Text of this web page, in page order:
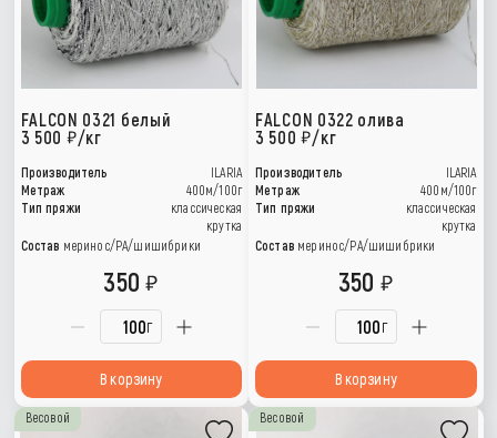
FALCON 0321 белый
3 500
/кг
Производитель
ILARIA
Метраж
400м/100г
Тип пряжи
классическая
крутка
Состав меринос/РА/шишибрики
г
350
В корзину
FALCON 0322 олива
3 500 /кг
Производитель
ILARIA
Метраж
400м/100г
Тип пряжи
классическая
крутка
Состав меринос/РА/шишибрики
г
350
В корзину
Весовой Весовой